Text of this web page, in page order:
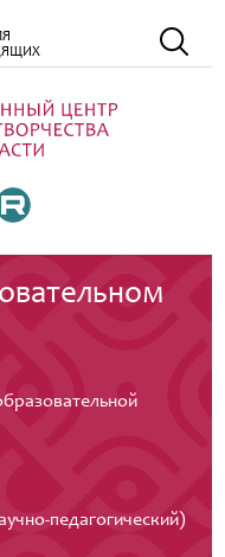
педагогический)